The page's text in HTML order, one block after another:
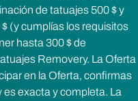
de tatuajes 500 $ y
(y cumplías los requisitos
hasta 300 $ de
Removery. La Oferta
en la Oferta, confirmas
exacta y completa. La